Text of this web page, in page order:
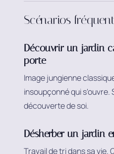
Scénarios
Découvrir un jardin
porte
Image jungienne
insoupçonné qui s'ouvre.
découverte de soi.
Désherber un jardin
Travail de tri dans sa vie.